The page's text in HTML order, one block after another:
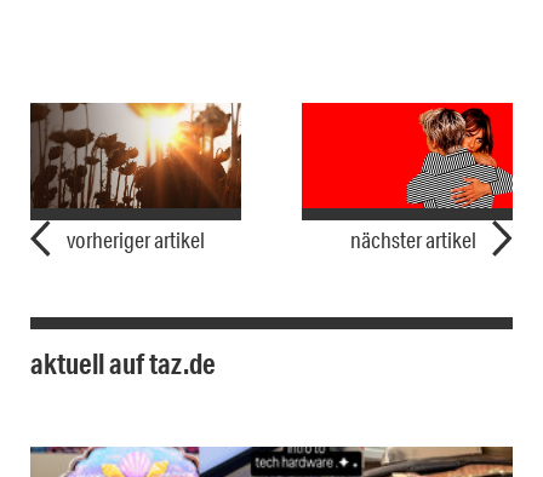
vorheriger artikel nächster artikel
aktuell auf taz.de